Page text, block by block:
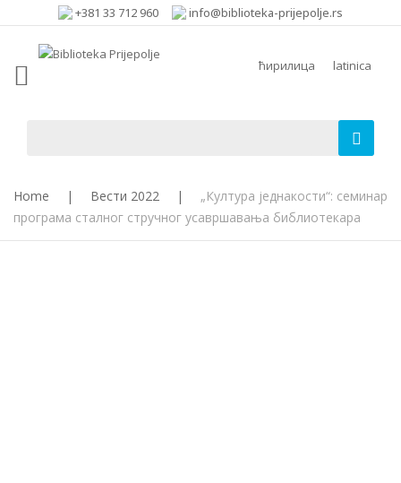
+381 33 712 960 info@biblioteka-prijepolje.rs
ћирилица latinica
Home | Вести 2022 |
„Култура једнакости“: семинар
програма сталног стручног усавршавања библиотекара